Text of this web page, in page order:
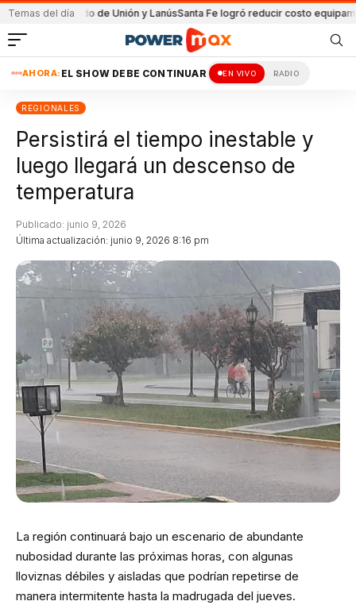
Temas del día
el partido de Unión y LanúsSanta Fe logró reducir costo equipamiento
AHORA: EL SHOW DEBE CONTINUAR EN VIVO RADIO
REGIONALES
Persistirá el tiempo inestable y
luego llegará un descenso de
temperatura
Última actualización: junio 9, 2026 8:16 pm
Publicado: junio 9, 2026
La región continuará bajo un escenario de abundante
nubosidad durante las próximas horas, con algunas
lloviznas débiles y aisladas que podrían repetirse de
manera intermitente hasta la madrugada del jueves.